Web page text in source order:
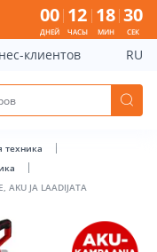
CC 18/110 Li E,
00
ДНЕЙ
12
ЧАСЫ
18
МИН
30
СЕК
клиентов RU
техника
AKU JA LAADIJATA